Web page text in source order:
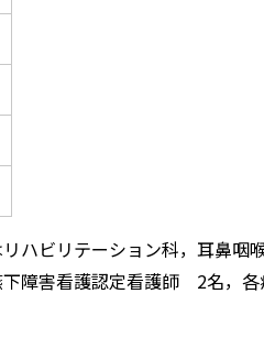
ハビリテーション科，耳鼻咽
障害看護認定看護師 2名，各